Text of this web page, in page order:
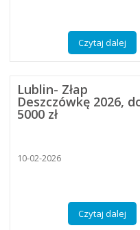
Czytaj dalej
Lublin- Złap
Deszczówkę 2026,
5000 zł
10-02-2026
Czytaj dalej